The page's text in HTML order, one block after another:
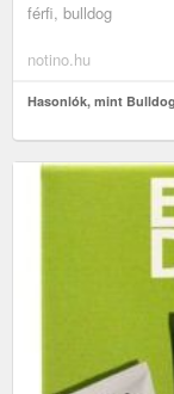
férfi, bulldog
notino.hu
Hasonlók, mint